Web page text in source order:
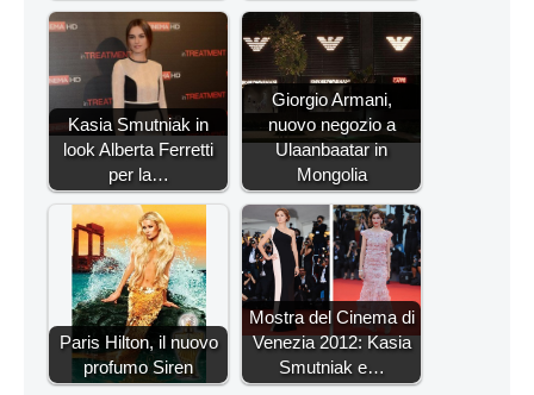
Kasia Smutniak in
look Alberta Ferretti
per la…
Giorgio Armani,
nuovo negozio a
Ulaanbaatar in
Mongolia
Paris Hilton, il nuovo
profumo Siren
Mostra del Cinema di
Venezia 2012: Kasia
Smutniak e…